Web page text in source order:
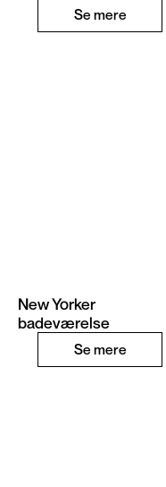
Se mere
New Yorker
badeværelse
Se mere